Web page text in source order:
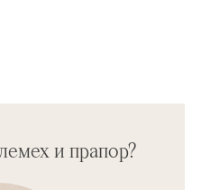
и прапор?